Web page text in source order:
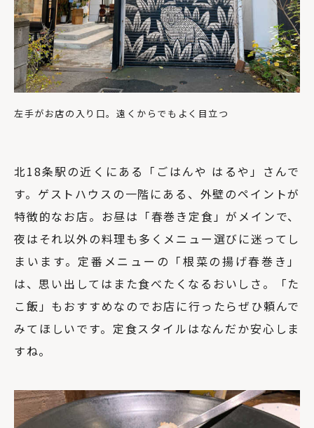
左手がお店の入り口。遠くからでもよく目立つ
北18条駅の近くにある「ごはんや はるや」さんで
す。ゲストハウスの一階にある、外壁のペイントが
特徴的なお店。お昼は「春巻き定食」がメインで、
夜はそれ以外の料理も多くメニュー選びに迷ってし
まいます。定番メニューの「根菜の揚げ春巻き」
は、思い出してはまた食べたくなるおいしさ。「た
こ飯」もおすすめなのでお店に行ったらぜひ頼んで
みてほしいです。定食スタイルはなんだか安心しま
すね。